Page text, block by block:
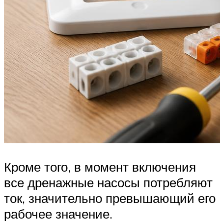
Кроме того, в момент включения
все дренажные насосы потребляют
ток, значительно превышающий его
рабочее значение.